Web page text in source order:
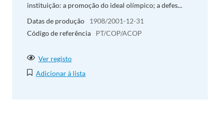
instituição: a promoção do ideal olímpico; a defes...
Datas de produção
1908/2001-12-31
Código de referência
PT/COP/ACOP
Ver registo
Adicionar à lista